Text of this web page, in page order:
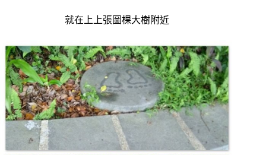
就在上上張圖棵大樹附近